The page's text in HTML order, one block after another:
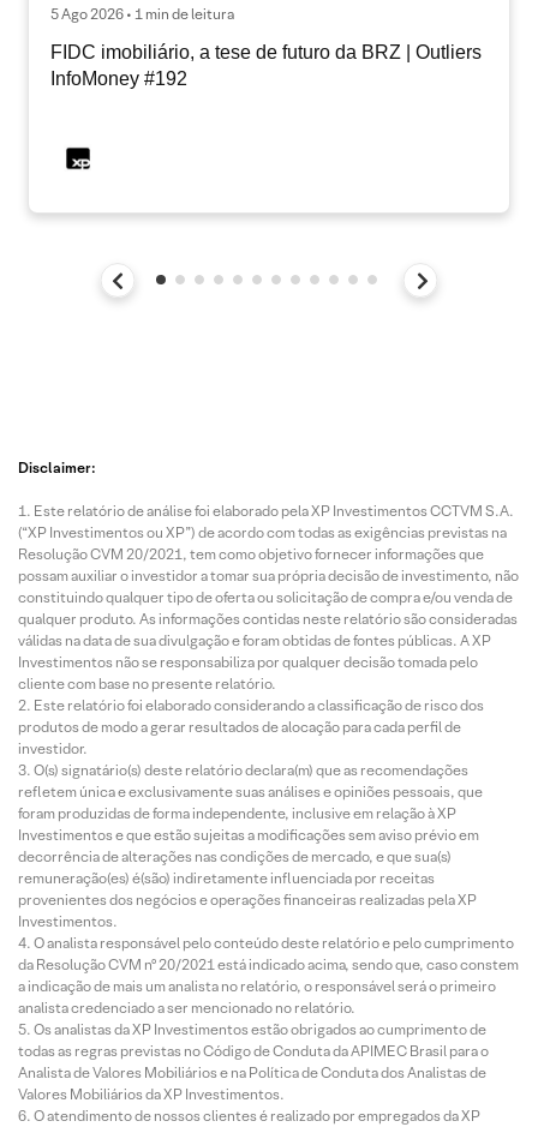
5 Ago 2026 • 1 min de leitura
FIDC imobiliário, a tese de futuro da BRZ | Outliers
InfoMoney #192
Disclaimer:
Este relatório de análise foi elaborado pela XP Investimentos CCTVM S.A.
(“XP Investimentos ou XP”) de acordo com todas as exigências previstas na
Resolução CVM 20/2021, tem como objetivo fornecer informações que
possam auxiliar o investidor a tomar sua própria decisão de investimento, não
constituindo qualquer tipo de oferta ou solicitação de compra e/ou venda de
qualquer produto. As informações contidas neste relatório são consideradas
válidas na data de sua divulgação e foram obtidas de fontes públicas. A XP
Investimentos não se responsabiliza por qualquer decisão tomada pelo
cliente com base no presente relatório.
Este relatório foi elaborado considerando a classificação de risco dos
produtos de modo a gerar resultados de alocação para cada perfil de
investidor.
O(s) signatário(s) deste relatório declara(m) que as recomendações
refletem única e exclusivamente suas análises e opiniões pessoais, que
foram produzidas de forma independente, inclusive em relação à XP
Investimentos e que estão sujeitas a modificações sem aviso prévio em
decorrência de alterações nas condições de mercado, e que sua(s)
remuneração(es) é(são) indiretamente influenciada por receitas
provenientes dos negócios e operações financeiras realizadas pela XP
Investimentos.
O analista responsável pelo conteúdo deste relatório e pelo cumprimento
da Resolução CVM nº 20/2021 está indicado acima, sendo que, caso constem
a indicação de mais um analista no relatório, o responsável será o primeiro
analista credenciado a ser mencionado no relatório.
Os analistas da XP Investimentos estão obrigados ao cumprimento de
todas as regras previstas no Código de Conduta da APIMEC Brasil para o
Analista de Valores Mobiliários e na Política de Conduta dos Analistas de
Valores Mobiliários da XP Investimentos.
O atendimento de nossos clientes é realizado por empregados da XP